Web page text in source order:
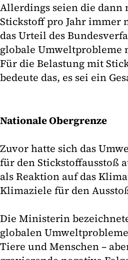
Allerdings seien die
Stickstoff pro Jahr immer
das Urteil des
globale Umweltprobleme
Für die Belastung mit
bedeute das, es sei ein
Nationale Obergrenze
Zuvor hatte sich das
für den Stickstoffausstoß
als Reaktion auf das
Klimaziele für den
Die Ministerin
globalen
Tiere und Menschen –